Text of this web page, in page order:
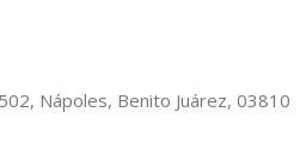
Nápoles, Benito Juárez, 03810